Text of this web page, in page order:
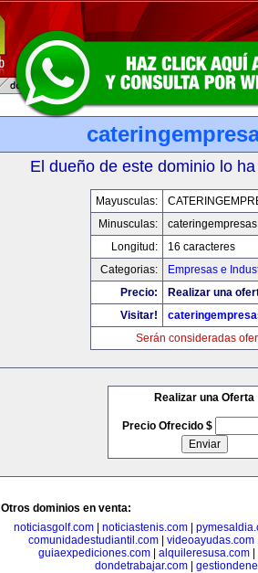
El dueño de este dominio lo
Mayusculas:
Minusculas:
Longitud:
16 caracteres
Categorias:
Empresas e
Precio:
Realizar una
Visitar!
Serán consideradas
Realizar una Oferta
Precio Ofrecido $
Otros dominios en venta:
noticiasgolf.com| noticiastenis.com|
comunidadestudiantil.com| videoayudas.com
guiaexpediciones.com| alquileresusa.com|
dondetrabajar.com|